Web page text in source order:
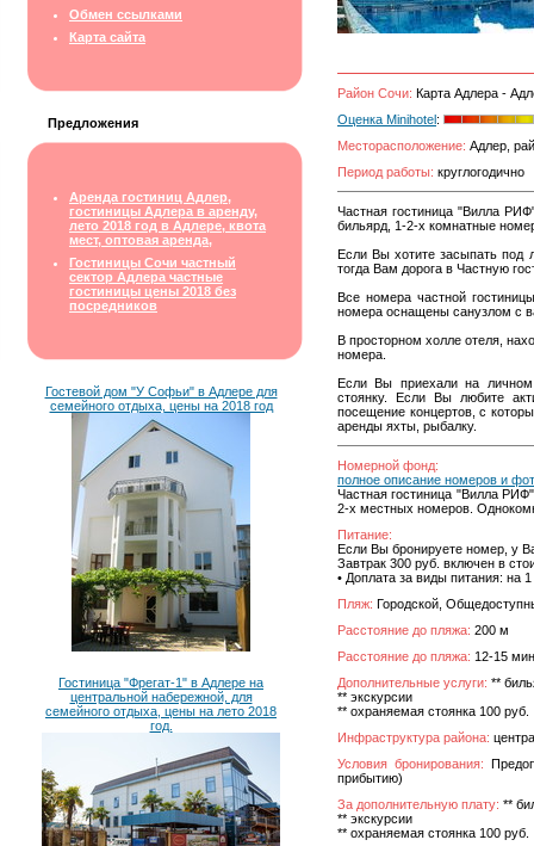
Обмен ссылками
Карта сайта
Предложения
Аренда гостиниц Адлер,
гостиницы Адлера в аренду,
лето 2018 год в Адлере, квота
мест, оптовая аренда,
Гостиницы Сочи частный
сектор Адлера частные
гостиницы цены 2018 без
посредников
Гостевой дом "У Софьи" в Адлере для
семейного отдыха, цены на 2018 год
Гостиница "Фрегат-1" в Адлере на
центральной набережной, для
семейного отдыха, цены на лето 2018
год.
Район Сочи: Карта Адлера -
Оценка Minihotel:
Месторасположение: Адлер,
Период работы: круглогодично
Частная гостиница "Вилла
бильярд, 1-2-х комнатные
Если Вы хотите засыпать под
тогда Вам дорога в Частную
Все номера частной
номера оснащены санузлом с
В просторном холле отеля,
номера.
Если Вы приехали на личном
стоянку. Если Вы любите
посещение концертов, с
аренды яхты, рыбалку.
Номерной фонд:
полное описание номеров и
Частная гостиница "Вилла
2-х местных номеров.
Питание:
Если Вы бронируете номер, у
Завтрак 300 руб. включен в
• Доплата за виды питания: на
Пляж: Городской,
Расстояние до пляжа: 200 м
Расстояние до пляжа: 12-15
Дополнительные услуги: **
** экскурсии
** охраняемая стоянка 100 руб.
Инфраструктура района:
Условия бронирования:
прибытию)
За дополнительную плату: **
** экскурсии
** охраняемая стоянка 100 руб.